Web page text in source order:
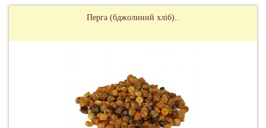
Перга (бджолиний хліб)..